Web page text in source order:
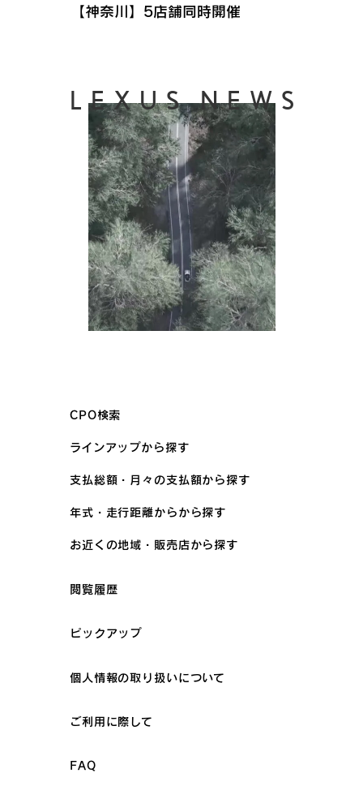
【神奈川】5店舗同時開催
LEXUS NEWS
CPO検索
ラインアップから探す
支払総額・月々の支払額から探す
年式・走行距離からから探す
お近くの地域・販売店から探す
閲覧履歴
ピックアップ
個人情報の取り扱いについて
ご利用に際して
FAQ